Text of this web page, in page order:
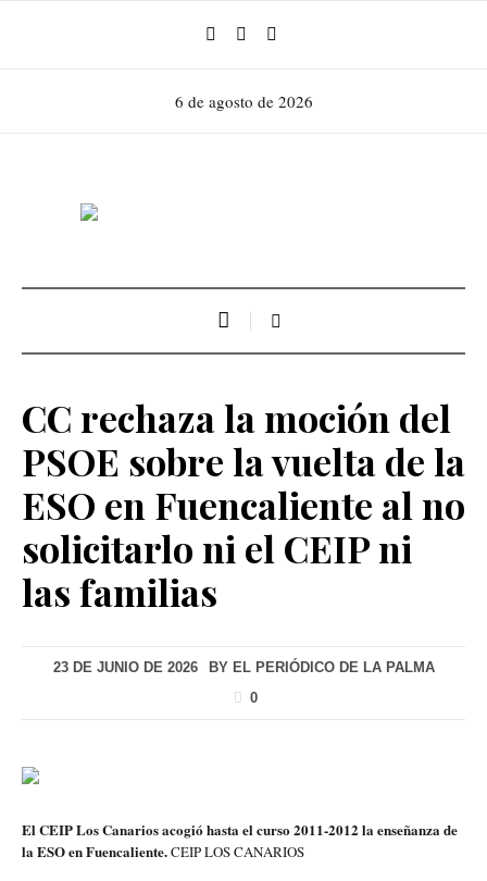
6 de agosto de 2026
CC rechaza la moción del
PSOE sobre la vuelta de la
ESO en Fuencaliente al no
solicitarlo ni el CEIP ni
las familias
23 DE JUNIO DE 2026 BY EL PERIÓDICO DE LA PALMA
0
El CEIP Los Canarios acogió hasta el curso 2011-2012 la enseñanza de
la ESO en Fuencaliente.CEIP LOS CANARIOS